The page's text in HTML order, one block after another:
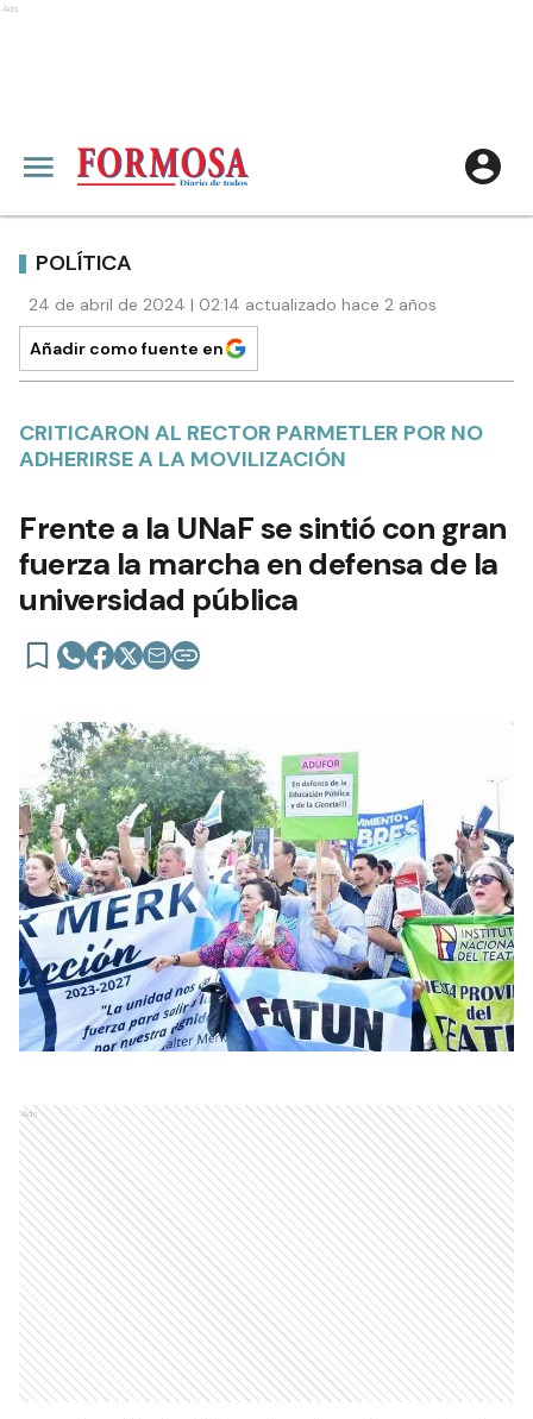
Ads
POLÍTICA
24 de abril de 2024 | 02:14 actualizado hace 2 años
Añadir como fuente en
CRITICARON AL RECTOR PARMETLER POR NO
ADHERIRSE A LA MOVILIZACIÓN
Frente a la UNaF se sintió con gran
fuerza la marcha en defensa de la
universidad pública
Ads